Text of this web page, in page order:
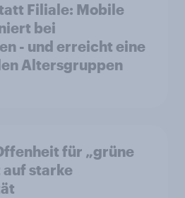
Filiale: Mobile
bei
- und erreicht eine
Altersgruppen
für „grüne
starke